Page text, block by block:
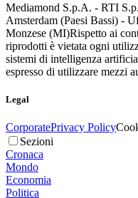
Mediamond S.p.A. - RTI
Amsterdam (Paesi Bassi) -
Monzese (MI)Rispetto ai
riprodotti è vietata ogni
sistemi di intelligenza
espresso di utilizzare mezzi
Legal
CorporatePrivacy Policy
Sezioni
Cronaca
Mondo
Economia
Politica